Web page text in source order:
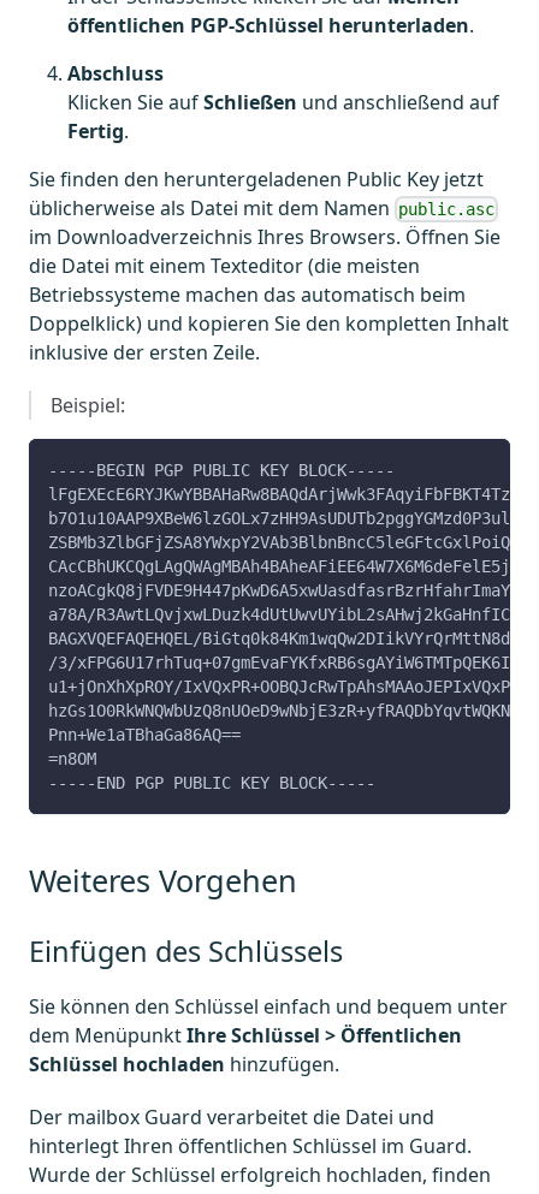
öffentlichen PGP-Schlüssel herunterladen.
Abschluss
Klicken Sie aufSchließen und anschließend auf
Fertig.
Sie finden den heruntergeladenen Public Key jetzt
üblicherweise als Datei mit dem Namen public.asc
im Downloadverzeichnis Ihres Browsers. Öffnen Sie
die Datei mit einem Texteditor (die meisten
Betriebssysteme machen das automatisch beim
Doppelklick) und kopieren Sie den kompletten Inhalt
inklusive der ersten Zeile.
Beispiel:
-----BEGIN PGP PUBLIC KEY BLOCK-----
a78A/
BAGXVQEFAQEHQEL/
/3/
u1+jOnXhXpROY/
Pnn+We1aTBhaGa86AQ==
=n8OM
-----END PGP PUBLIC KEY BLOCK-----
Weiteres Vorgehen
Einfügen des Schlüssels
Sie können den Schlüssel einfach und bequem unter
dem MenüpunktIhre Schlüssel > Öffentlichen
Schlüssel hochladen hinzufügen.
Der mailbox Guard verarbeitet die Datei und
hinterlegt Ihren öffentlichen Schlüssel im Guard.
Wurde der Schlüssel erfolgreich hochladen, finden